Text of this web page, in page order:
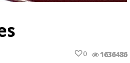
1636486
0